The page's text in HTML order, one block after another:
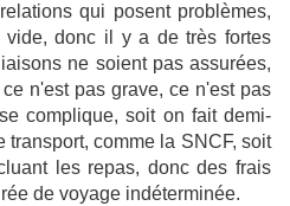
qui posent problèmes,
vide, donc il y a de très fortes
ne soient pas assurées,
n'est pas grave, ce n'est pas
complique, soit on fait demi-
transport, comme la SNCF, soit
les repas, donc des frais
de voyage indéterminée.